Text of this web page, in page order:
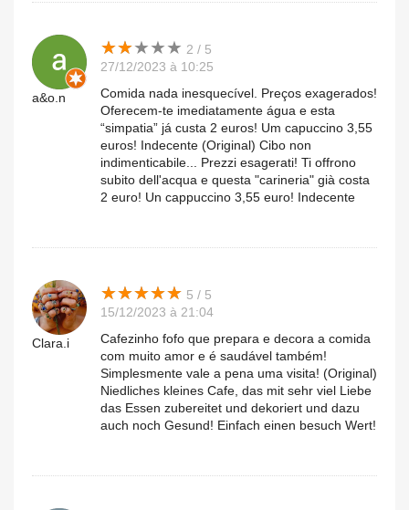
a&o.n
★★★★★
★★★★★ 2 / 5
27/12/2023 à 10:25
Comida nada inesquecível. Preços exagerados!
Oferecem-te imediatamente água e esta
“simpatia” já custa 2 euros! Um capuccino 3,55
euros! Indecente (Original) Cibo non
indimenticabile... Prezzi esagerati! Ti offrono
subito dell'acqua e questa "carineria" già costa
2 euro! Un cappuccino 3,55 euro! Indecente
Clara.i
★★★★★
★★★★★ 5 / 5
15/12/2023 à 21:04
Cafezinho fofo que prepara e decora a comida
com muito amor e é saudável também!
Simplesmente vale a pena uma visita! (Original)
Niedliches kleines Cafe, das mit sehr viel Liebe
das Essen zubereitet und dekoriert und dazu
auch noch Gesund! Einfach einen besuch Wert!